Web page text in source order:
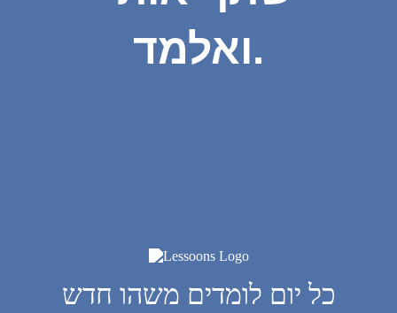
ואלמד.
כל יום לומדים משהו חדש